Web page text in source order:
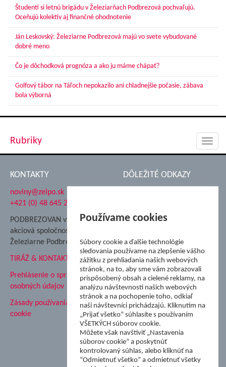
Študenti si letnú brigádu v Železiarňach Podbrezová pochvaľujú.
Oceňujú kolektív aj finančné ohodnotenie
Ján Leskovský: Železiarne Podbrezová majú vo svete vybudované
dobré meno
Čo je dôchodková prognóza a ako ju máme chápať?
Golfový tábor na Táľoch nepokazilo ani chladnejšie počasie, zábava
bola výborná
Rubriky
KONTAKTY
noviny@zelpo.sk
+421 (0) 48 645 2711
PODBREZOVAN vydáva
akciová spoločnosť
Železiarne Podbrezová
TIRÁŽ & KONTAKT
Prehlásenie o spracovaní
osobných údajov
Zásady používania súborov
cookie
DÔLEŽITÉ ODKAZY
Nadácia Železiarne
ŽP Informatika s.r.o.
ŠK Železiarne Podbrezová
Tále a.s.
Používame cookies
Súbory cookie a ďalšie technológie
sledovania používame na zlepšenie vášho
zážitku z prehliadania našich webových
stránok, na to, aby sme vám zobrazovali
prispôsobený obsah a cielené reklamy, na
analýzu návštevnosti našich webových
stránok a na pochopenie toho, odkiaľ
naši návštevníci prichádzajú. Kliknutím na
„Prijať všetko” súhlasíte s používaním
VŠETKÝCH súborov cookie.
Môžete však navštíviť „Nastavenia
súborov cookie” a poskytnúť
kontrolovaný súhlas, alebo kliknúť na
“Odmietnuť všetko” a odmietnuť všetky